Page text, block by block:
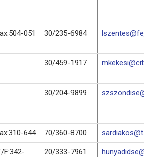
051 30/235-6984
30/459-1917
30/204-9899
644 70/360-8700
F:342-
20/333-7961